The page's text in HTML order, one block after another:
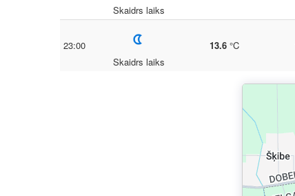
Skaidrs laiks
23:00
Skaidrs laiks
13.6°C